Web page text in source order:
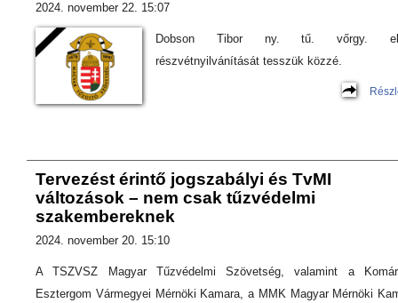
2024. november 22. 15:07
Dobson Tibor ny. tű. vőrgy.
részvétnyilvánítását tesszük közzé.
Tervezést érintő jogszabályi és TvMI
változások – nem csak tűzvédelmi
szakembereknek
2024. november 20. 15:10
A TSZVSZ Magyar Tűzvédelmi Szövetség, valamint a
Esztergom Vármegyei Mérnöki Kamara, a MMK Magyar Mérnöki